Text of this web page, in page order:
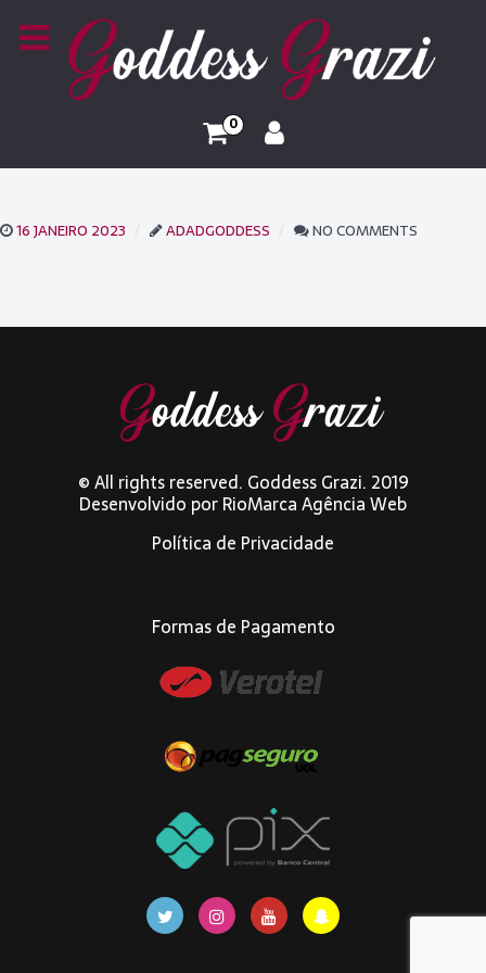
0
16 JANEIRO 2023 ADADGODDESS NO COMMENTS
© All rights reserved. Goddess Grazi. 2019
Desenvolvido porRioMarca Agência Web
Política de Privacidade
Formas de Pagamento